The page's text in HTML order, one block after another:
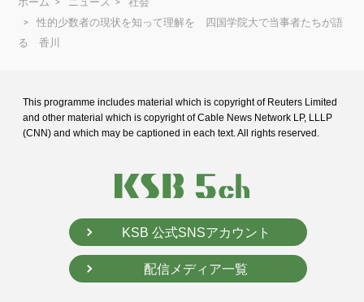
性的少数者の現状を知って理解を 四国学院大で当事者たちが語
る 香川
This programme includes material which is copyright of Reuters Limited
and other material which is copyright of Cable News Network LP, LLLP
(CNN) and which may be captioned in each text. All rights reserved.
KSB 公式SNSアカウント
配信メディア一覧